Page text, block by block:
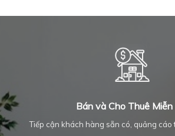
Bán và Cho Thuê Miễn
Tiếp cận khách hàng sẵn có, quảng cáo